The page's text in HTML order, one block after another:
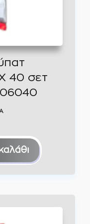
40 σετ